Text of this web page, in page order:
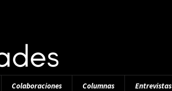
Colaboraciones Columnas Entrevistas